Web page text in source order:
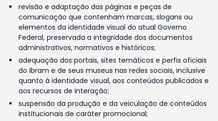
revisão e adaptação das páginas e peças de
comunicação que contenham marcas, slogans ou
elementos da identidade visual do atual Governo
Federal, preservada a integridade dos documentos
administrativos, normativos e históricos;
adequação dos portais, sites temáticos e perfis oficiais
do Ibram e de seus museus nas redes sociais, inclusive
quanto à identidade visual, aos conteúdos publicados e
aos recursos de interação;
suspensão da produção e da veiculação de conteúdos
institucionais de caráter promocional;